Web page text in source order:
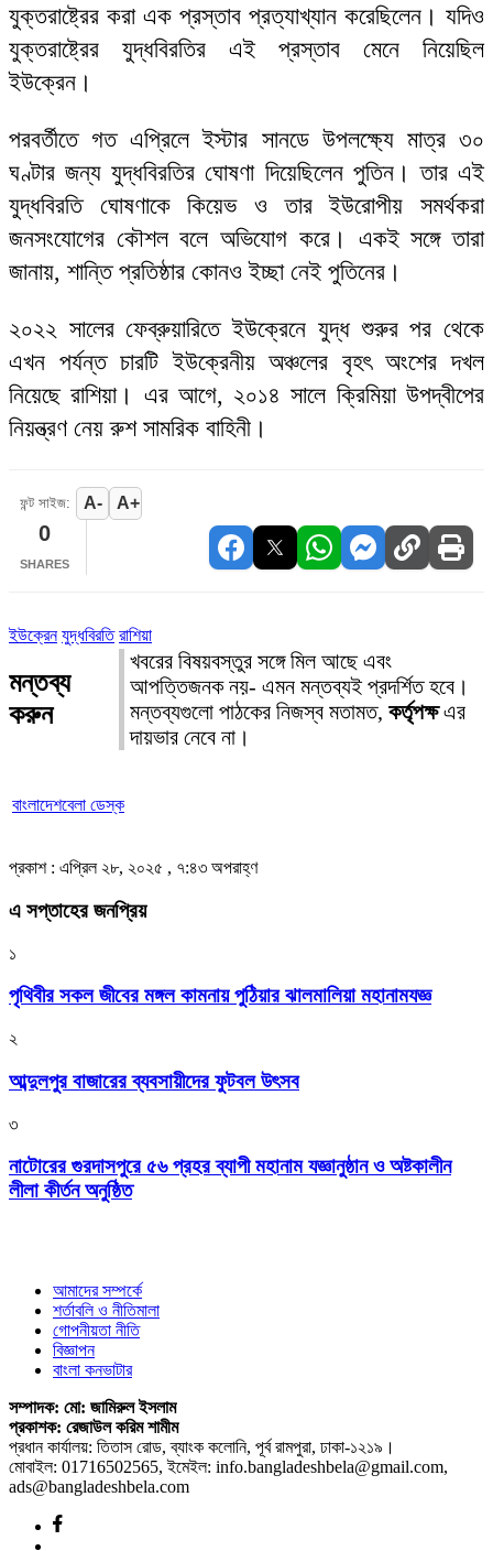
যুক্তরাষ্ট্রের করা এক প্রস্তাব প্রত্যাখ্যান করেছিলেন। যদিও
যুক্তরাষ্ট্রের যুদ্ধবিরতির এই প্রস্তাব মেনে নিয়েছিল
ইউক্রেন।
পরবর্তীতে গত এপ্রিলে ইস্টার সানডে উপলক্ষ্যে মাত্র ৩০
ঘণ্টার জন্য যুদ্ধবিরতির ঘোষণা দিয়েছিলেন পুতিন। তার এই
যুদ্ধবিরতি ঘোষণাকে কিয়েভ ও তার ইউরোপীয় সমর্থকরা
জনসংযোগের কৌশল বলে অভিযোগ করে। একই সঙ্গে তারা
জানায়, শান্তি প্রতিষ্ঠার কোনও ইচ্ছা নেই পুতিনের।
২০২২ সালের ফেব্রুয়ারিতে ইউক্রেনে যুদ্ধ শুরুর পর থেকে
এখন পর্যন্ত চারটি ইউক্রেনীয় অঞ্চলের বৃহৎ অংশের দখল
নিয়েছে রাশিয়া। এর আগে, ২০১৪ সালে ক্রিমিয়া উপদ্বীপের
নিয়ন্ত্রণ নেয় রুশ সামরিক বাহিনী।
ফন্ট সাইজ: A- A+
0
SHARES
ইউক্রেন যুদ্ধবিরতি রাশিয়া
মন্তব্য
করুন
খবরের বিষয়বস্তুর সঙ্গে মিল আছে এবং
আপত্তিজনক নয়- এমন মন্তব্যই প্রদর্শিত হবে।
মন্তব্যগুলো পাঠকের নিজস্ব মতামত, কর্তৃপক্ষএর
দায়ভার নেবে না।
বাংলাদেশবেলা ডেস্ক
প্রকাশ : এপ্রিল ২৮, ২০২৫ , ৭:৪৩ অপরাহ্ণ
এ সপ্তাহের জনপ্রিয়
১
পৃথিবীর সকল জীবের মঙ্গল কামনায় পুঠিয়ার ঝালমালিয়া মহানামযজ্ঞ
২
আব্দুলপুর বাজারের ব্যবসায়ীদের ফুটবল উৎসব
৩
নাটোরের গুরদাসপুরে ৫৬ প্রহর ব্যাপী মহানাম যজ্ঞানুষ্ঠান ও অষ্টকালীন
লীলা কীর্তন অনুষ্ঠিত
আমাদের সম্পর্কে
শর্তাবলি ও নীতিমালা
গোপনীয়তা নীতি
বিজ্ঞাপন
বাংলা কনভাটার
সম্পাদক: মো: জামিরুল ইসলাম
প্রকাশক: রেজাউল করিম শামীম
প্রধান কার্যালয়: তিতাস রোড, ব্যাংক কলোনি, পূর্ব রামপুরা, ঢাকা-১২১৯।
মোবাইল: 01716502565, ইমেইল: info.bangladeshbela@gmail.com,
ads@bangladeshbela.com